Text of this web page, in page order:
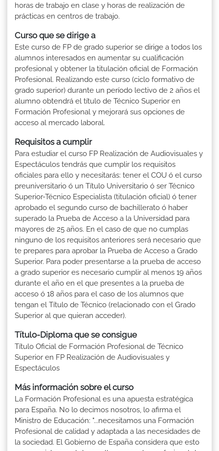
horas de trabajo en clase y horas de realización de
prácticas en centros de trabajo.
Curso que se dirige a
Este curso de FP de grado superior se dirige a todos los
alumnos interesados en aumentar su cualificación
profesional y obtener la titulación oficial de Formación
Profesional. Realizando este curso (ciclo formativo de
grado superior) durante un período lectivo de 2 años el
alumno obtendrá el título de Técnico Superior en
Formación Profesional y mejorará sus opciones de
acceso al mercado laboral.
Requisitos a cumplir
Para estudiar el curso FP Realización de Audiovisuales y
Espectáculos tendrás que cumplir los requisitos
oficiales para ello y necesitarás: tener el COU ó el curso
preuniversitario ó un Título Universitario ó ser Técnico
Superior-Técnico Especialista (titulación oficial) ó tener
aprobado el segundo curso de bachillerato ó haber
superado la Prueba de Acceso a la Universidad para
mayores de 25 años. En el caso de que no cumplas
ninguno de los requisitos anteriores será necesario que
te prepares para aprobar la Prueba de Acceso a Grado
Superior. Para poder presentarse a la prueba de acceso
a grado superior es necesario cumplir al menos 19 años
durante el año en el que presentes a la prueba de
acceso ó 18 años para el caso de los alumnos que
tengan el Título de Técnico (relacionado con el Grado
Superior al que quieran acceder).
Título-Diploma que se consigue
Título Oficial de Formación Profesional de Técnico
Superior en FP Realización de Audiovisuales y
Espectáculos
Más información sobre el curso
La Formación Profesional es una apuesta estratégica
para España. No lo decimos nosotros, lo afirma el
Ministro de Educación: "...necesitamos una Formación
Profesional de calidad y adaptada a las necesidades de
la sociedad. El Gobierno de España considera que esto